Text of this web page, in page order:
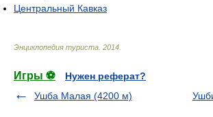
Центральный Кавказ
Энциклопедия туриста 2014
Игры ⚽
Нужен реферат?
Ушба Малая (4200 м)